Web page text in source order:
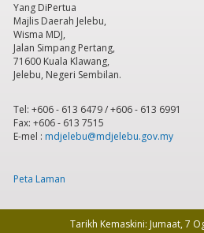
9 pm
10pm
Yang DiPertua
Majlis Daerah Jelebu,
Wisma MDJ,
Jalan Simpang Pertang,
71600 Kuala Klawang,
Jelebu, Negeri Sembilan.
Tel: +606 - 613 6479 / +606 - 613 6991
Fax: +606 - 613 7515
E-mel : mdjelebu@mdjelebu.gov.my
Peta Laman
Tarikh Kemaskini: Jumaat, 7